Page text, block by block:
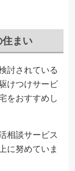
まい
討されている
けつけサービ
をおすすめし
相談サービス
に努めていま